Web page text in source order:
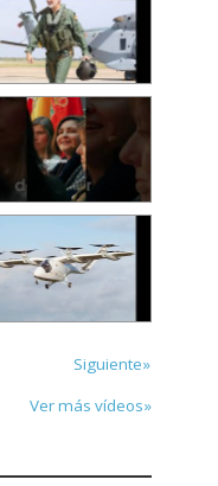
Siguiente»
Ver más vídeos»